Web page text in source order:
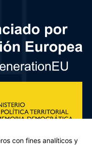
con fines analíticos y